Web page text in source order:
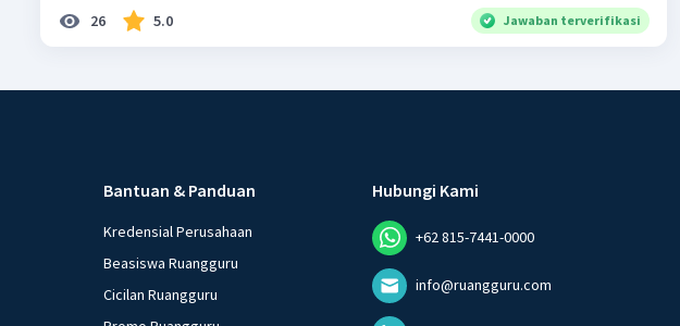
26 5.0 Jawaban terverifikasi
Bantuan & Panduan
Kredensial Perusahaan
Beasiswa Ruangguru
Cicilan Ruangguru
Hubungi Kami
+62 815-7441-0000
info@ruangguru.com